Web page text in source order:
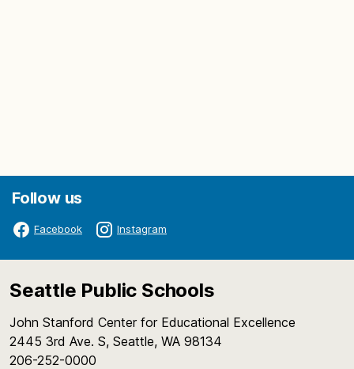
Follow us
Facebook Instagram
Seattle Public Schools
John Stanford Center for Educational Excellence
2445 3rd Ave. S, Seattle, WA 98134
206-252-0000